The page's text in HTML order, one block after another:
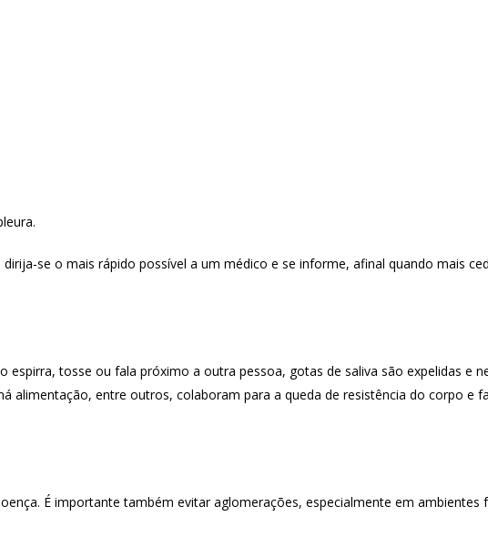
se o mais rápido possível a um médico e se informe, afinal quando mais
tosse ou fala próximo a outra pessoa, gotas de saliva são expelidas e
alimentação, entre outros, colaboram para a queda de resistência do corpo e
É importante também evitar aglomerações, especialmente em ambientes